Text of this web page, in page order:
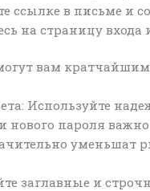
ссылке в письме и
на страницу входа
вам кратчайшим
Используйте
нового пароля
уменьшат
заглавные и